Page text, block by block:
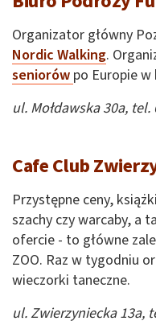
Organizator główny
Nordic Walking.
seniorów po Europie
ul. Mołdawska 30a, tel.
Cafe Club
Przystępne ceny,
szachy czy warcaby, a
ofercie - to główne
ZOO. Raz w tygodniu
wieczorki taneczne.
ul. Zwierzyniecka 13a,